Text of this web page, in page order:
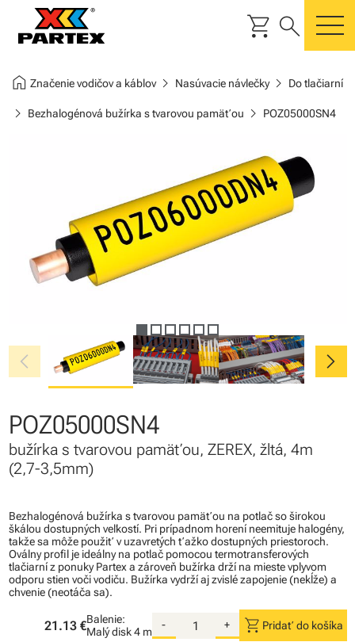
shopping_cart search
home Značenie vodičov a káblovchevron_right Nasúvacie návlečkychevron_right Do tlačiarní
chevron_right Bezhalogénová bužírka s tvarovou pamäťou chevron_right POZ05000SN4
chevron_left chevron_right
POZ05000SN4
bužírka s tvarovou pamäťou, ZEREX, žltá, 4m
(2,7-3,5mm)
Bezhalogénová bužírka s tvarovou pamäťou na potlač so širokou
škálou dostupných veľkostí. Pri prípadnom horení neemituje halogény,
takže sa môže použiť v uzavretých ťažko dostupných priestoroch.
Oválny profil je ideálny na potlač pomocou termotransferových
tlačiarní z ponuky Partex a zároveň bužírka drží na mieste vplyvom
odporu stien voči vodiču. Bužírka vydrží aj zvislé zapojenie (nekĺže) a
chvenie (neotáča sa).
21.13 €Balenie:
Malý disk4 m
- + shopping_cart Pridať do košíka